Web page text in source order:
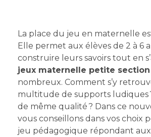
La place du jeu en maternelle
Elle permet aux élèves de 2 à 6
construire leurs savoirs tout en
jeux maternelle petite section
nombreux. Comment s’y
multitude de supports ludiques
de même qualité ? Dans ce
vous conseillons dans vos choix
jeu pédagogique répondant aux